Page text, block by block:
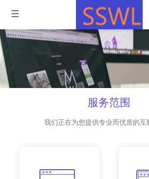
服务范围
我们正在为您提供专业而优质的互